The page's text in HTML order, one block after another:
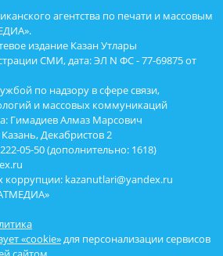
агентства по печати и массовым
издание Казан Утлары
СМИ, дата: ЭЛ N ФС - 77-69875 от
по надзору в сфере связи,
и массовых коммуникаций
Гимадиев Алмаз Марсович
Декабристов 2
05-50 (дополнительно: 1618)
коррупции: kazanutlari@yandex.ru
«cookie»для персонализации сервисов